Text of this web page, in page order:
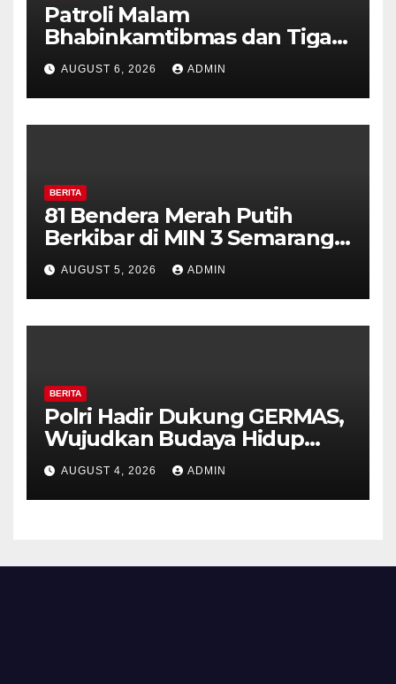
Patroli Malam
Bhabinkamtibmas dan Tiga
Pilar Kelurahan Ungaran
Perkuat Kamtibmas, Warga
Diajak Aktifkan Ronda
AUGUST 6, 2026 ADMIN
BERITA
81 Bendera Merah Putih
Berkibar di MIN 3 Semarang,
Bhabinkamtibmas Desa
Timpik Hadiri Peringatan
HUT ke-81 Kemerdekaan RI
AUGUST 5, 2026 ADMIN
BERITA
Polri Hadir Dukung GERMAS,
Wujudkan Budaya Hidup
Sehat di Kecamatan Pabelan
AUGUST 4, 2026 ADMIN